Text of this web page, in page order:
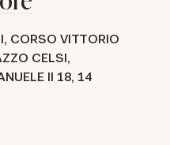
CORSO VITTORIO
CELSI,
II 18, 14